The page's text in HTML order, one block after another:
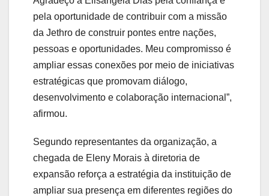
pela oportunidade de contribuir com a missão
da Jethro de construir pontes entre nações,
pessoas e oportunidades. Meu compromisso é
ampliar essas conexões por meio de iniciativas
estratégicas que promovam diálogo,
desenvolvimento e colaboração internacional”,
afirmou.
Segundo representantes da organização, a
chegada de Eleny Morais à diretoria de
expansão reforça a estratégia da instituição de
ampliar sua presença em diferentes regiões do